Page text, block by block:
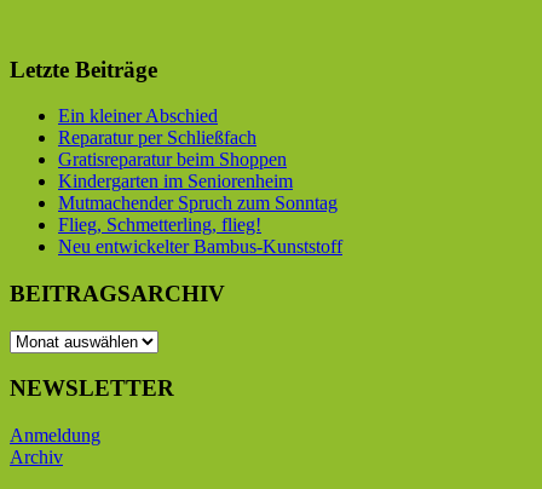
Letzte Beiträge
Ein kleiner Abschied
Reparatur per Schließfach
Gratisreparatur beim Shoppen
Kindergarten im Seniorenheim
Mutmachender Spruch zum Sonntag
Flieg, Schmetterling, flieg!
Neu entwickelter Bambus-Kunststoff
BEITRAGSARCHIV
BEITRAGSARCHIV
NEWSLETTER
Anmeldung
Archiv